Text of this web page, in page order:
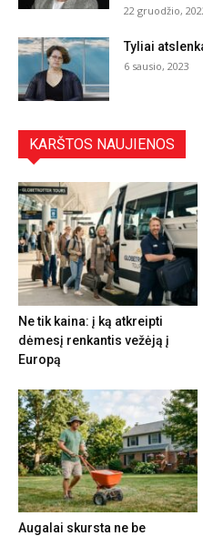
22 gruodžio,
Tyliai
6 sausio, 2023
KARŠTOS NAUJIENOS
Ne tik kaina: į ką atkreipti
dėmesį renkantis vežėją į
Europą
Augalai skursta ne be